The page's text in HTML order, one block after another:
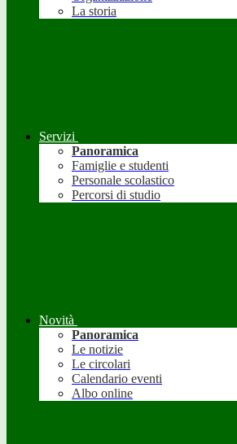
La storia
Servizi
Panoramica
Famiglie e studenti
Personale scolastico
Percorsi di studio
Novità
Panoramica
Le notizie
Le circolari
Calendario eventi
Albo online